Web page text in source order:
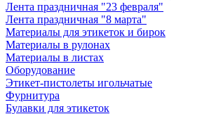
Лента праздничная "23 февраля"
Лента праздничная "8 марта"
Материалы для этикеток и бирок
Материалы в рулонах
Материалы в листах
Оборудование
Этикет-пистолеты игольчатые
Фурнитура
Булавки для этикеток